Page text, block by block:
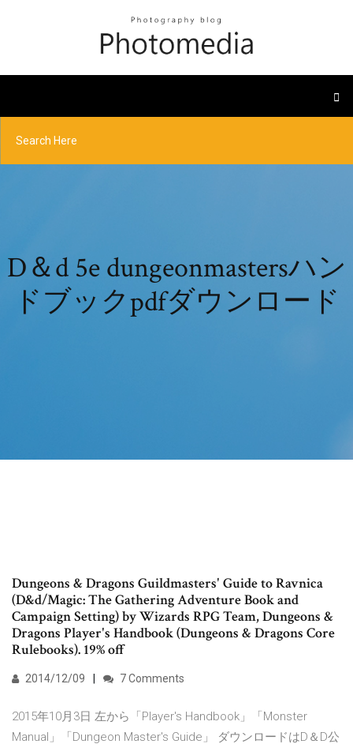
D＆d 5e dungeonmastersハン
ドブックpdfダウンロード
Dungeons & Dragons Guildmasters' Guide to Ravnica
(D&d/Magic: The Gathering Adventure Book and
Campaign Setting) by Wizards RPG Team, Dungeons &
Dragons Player's Handbook (Dungeons & Dragons Core
Rulebooks). 19% off
2014/12/09 7 Comments
2015年10月3日 左から「Player's Handbook」「Monster
Manual」「Dungeon Master's Guide」 ダウンロードはD＆D公